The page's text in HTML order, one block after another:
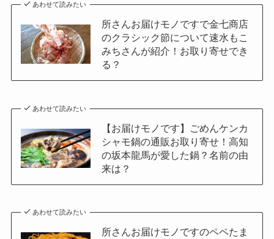
あわせて読みたい
所さんお届けモノですで金七商店
のクラシック節について速水もこ
みちさんが紹介！お取り寄せでき
る？
あわせて読みたい
【お届けモノです】ごめんケンカ
シャモ鍋の通販お取り寄せ！高知
の坂本龍馬が愛した鍋？名前の由
来は？
あわせて読みたい
所さんお届けモノですのペペたま